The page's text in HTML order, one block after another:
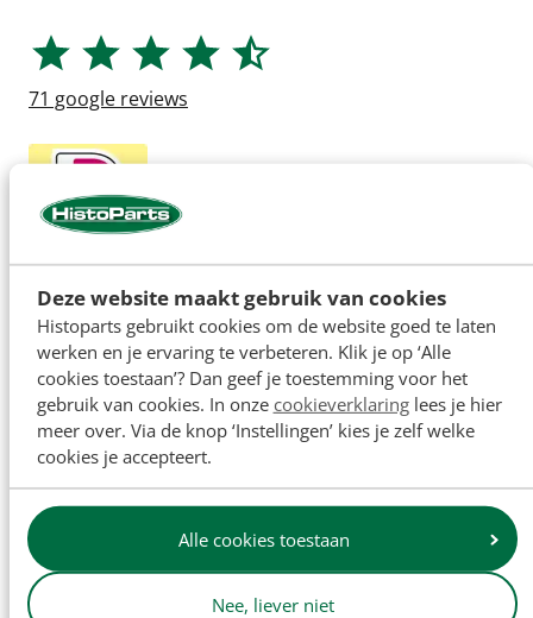
Deze website maakt gebruik van cookies
Histoparts gebruikt cookies om de website goed te laten
werken en je ervaring te verbeteren. Klik je op ‘Alle
cookies toestaan’? Dan geef je toestemming voor het
gebruik van cookies. In onze cookieverklaringlees je hier
meer over. Via de knop ‘Instellingen’ kies je zelf welke
cookies je accepteert.
Alle cookies toestaan
Nee, liever niet
71 google reviews